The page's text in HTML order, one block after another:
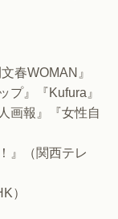
春WOMAN』
プ』『Kufura』
画報』『女性自
』（関西テレ
）